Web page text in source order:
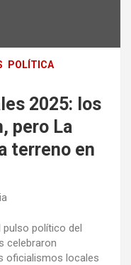
POLÍTICA
2025: los
pero La
terreno en
pulso político del
celebraron
oficialismos locales